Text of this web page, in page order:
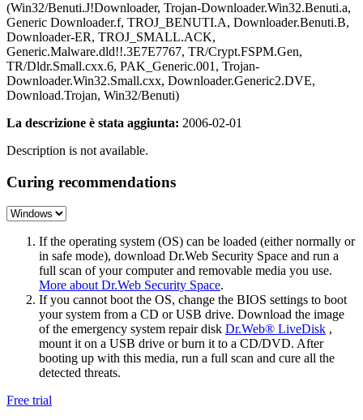
(Win32/Benuti.J!Downloader, Trojan-Downloader.Win32.Benuti.a,
Generic Downloader.f, TROJ_BENUTI.A, Downloader.Benuti.B,
Downloader-ER, TROJ_SMALL.ACK,
Generic.Malware.dld!!.3E7E7767, TR/Crypt.FSPM.Gen,
TR/Dldr.Small.cxx.6, PAK_Generic.001, Trojan-
Downloader.Win32.Small.cxx, Downloader.Generic2.DVE,
Download.Trojan, Win32/Benuti)
La descrizione è stata aggiunta: 2006-02-01
Description is not available.
Curing recommendations
If the operating system (OS) can be loaded (either normally or
in safe mode), download Dr.Web Security Space and run a
full scan of your computer and removable media you use.
More about Dr.Web Security Space.
If you cannot boot the OS, change the BIOS settings to boot
your system from a CD or USB drive. Download the image
of the emergency system repair disk Dr.Web® LiveDisk ,
mount it on a USB drive or burn it to a CD/DVD. After
booting up with this media, run a full scan and cure all the
detected threats.
Free trial